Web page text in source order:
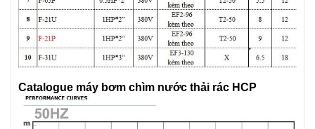
Catalogue máy bơm chìm nước thải rác HCP